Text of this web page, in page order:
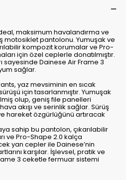
maksimum havalandırma ve
motosiklet pantolonu. Yumuşak ve
kompozit korumalar ve Pro-
için özel ceplerle donatılmıştır.
sayesinde Dainese Air Frame 3
sağlar.
yaz mevsiminin en sıcak
için tasarlanmıştır. Yumuşak
olup, geniş file panelleri
akışı ve serinlik sağlar. Sürüş
hareket özgürlüğünü artıracak
sahip bu pantolon, çıkarılabilir
ve Pro-Shape 2.0 kalça
yan cepler ile Dainese’nin
karşılar. İşlevsel, pratik ve
3 ceketle fermuar sistemi